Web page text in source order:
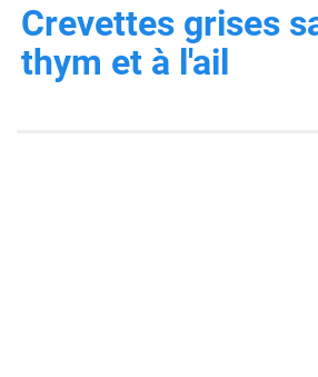
Crevettes grises
thym et à l'ail